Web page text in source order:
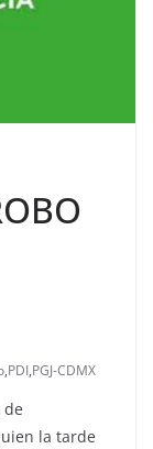
,PDI,PGJ-CDMX
de
la tarde